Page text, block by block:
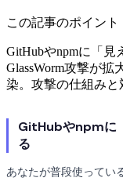
この記事のポイント
GitHubやnpmに「見
GlassWorm攻撃が
染。攻撃の仕組みと
GitHubやnpmに
る
あなたが普段使ってい